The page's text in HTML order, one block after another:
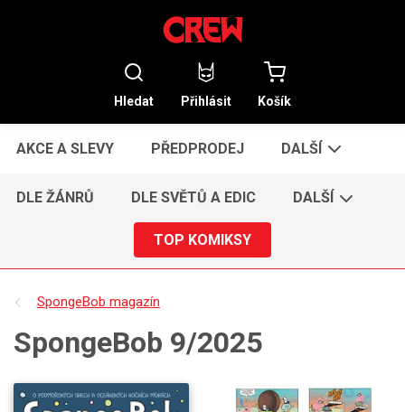
Hledat Přihlásit Košík
AKCE A SLEVY PŘEDPRODEJ DALŠÍ
DLE ŽÁNRŮ DLE SVĚTŮ A EDIC DALŠÍ
TOP KOMIKSY
SpongeBob magazín
SpongeBob 9/2025